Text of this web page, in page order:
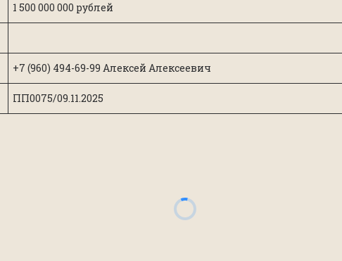
1 500 000 000 рублей
+7 (960) 494-69-99 Алексей Алексеевич
ПП0075/09.11.2025